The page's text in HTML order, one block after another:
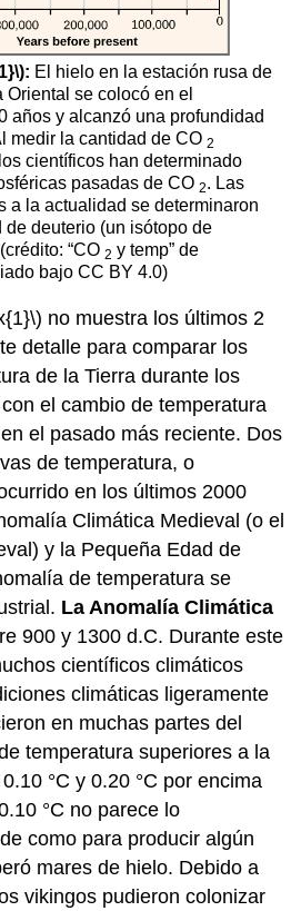
: El hielo en la estación rusa de
Oriental se colocó en el
años y alcanzó una profundidad
medir la cantidad de CO 2
científicos han determinado
pasadas de CO 2. Las
a la actualidad se determinaron
deuterio (un isótopo de
“CO 2 y temp” de
bajo CC BY 4.0)
no muestra los últimos 2
detalle para comparar los
de la Tierra durante los
el cambio de temperatura
el pasado más reciente. Dos
de temperatura, o
en los últimos 2000
Climática Medieval (o el
y la Pequeña Edad de
de temperatura se
La Anomalía Climática
900 y 1300 d.C. Durante este
científicos climáticos
climáticas ligeramente
en muchas partes del
temperatura superiores a la
°C y 0.20 °C por encima
°C no parece lo
como para producir algún
mares de hielo. Debido a
vikingos pudieron colonizar